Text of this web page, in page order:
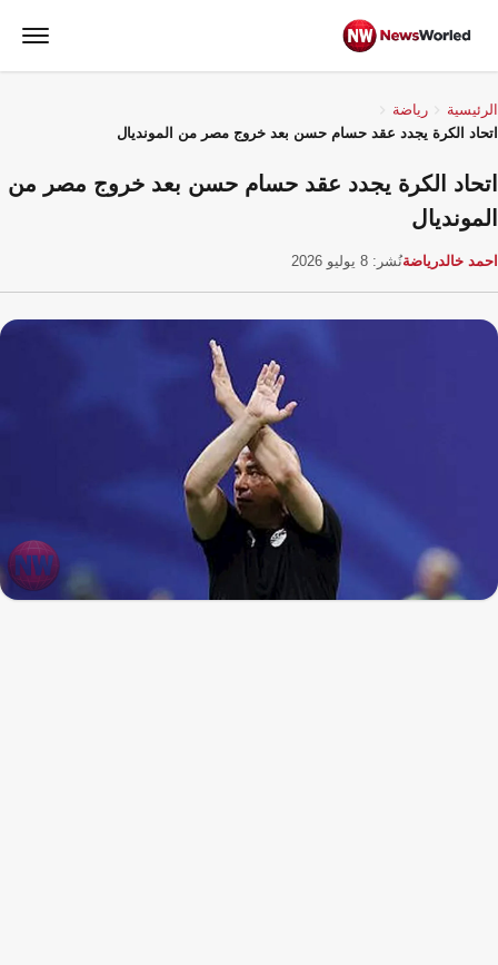
الرئيسية
رياضة
اتحاد الكرة يجدد عقد حسام حسن بعد خروج مصر من المونديال
اتحاد الكرة يجدد عقد حسام حسن بعد خروج مصر من
المونديال
احمد خالدرياضةنُشر: 8 يوليو 2026